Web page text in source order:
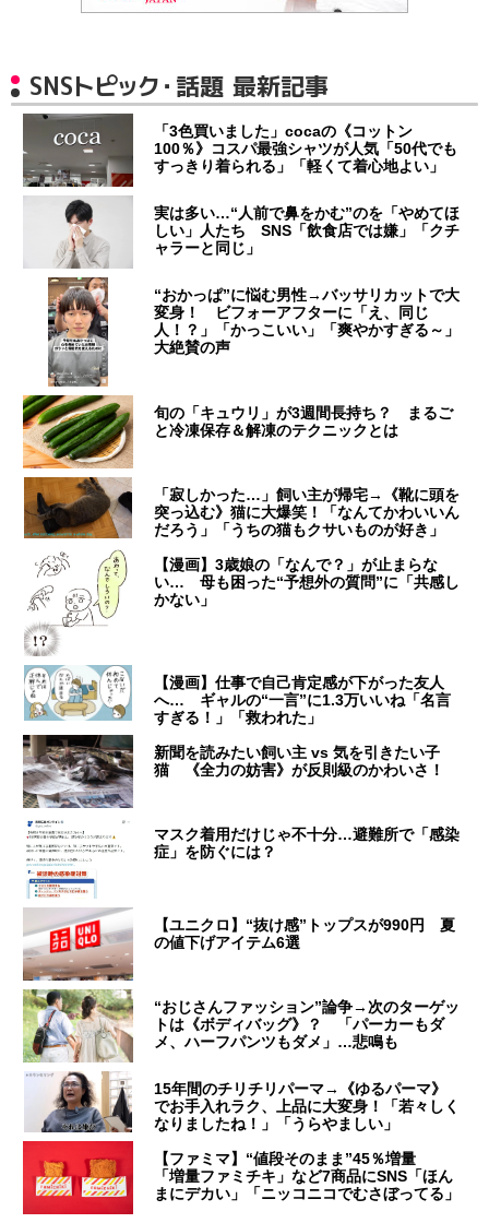
SNSトピック・話題 最新記事
「3色買いました」cocaの《コットン
100％》コスパ最強シャツが人気「50代でも
すっきり着られる」「軽くて着心地よい」
実は多い…“人前で鼻をかむ”のを「やめてほ
しい」人たち SNS「飲食店では嫌」「クチ
ャラーと同じ」
“おかっぱ”に悩む男性→バッサリカットで大
変身！ ビフォーアフターに「え、同じ
人！？」「かっこいい」「爽やかすぎる～」
大絶賛の声
旬の「キュウリ」が3週間長持ち？ まるご
と冷凍保存＆解凍のテクニックとは
「寂しかった…」飼い主が帰宅→《靴に頭を
突っ込む》猫に大爆笑！「なんてかわいいん
だろう」「うちの猫もクサいものが好き」
【漫画】3歳娘の「なんで？」が止まらな
い… 母も困った“予想外の質問”に「共感し
かない」
【漫画】仕事で自己肯定感が下がった友人
へ… ギャルの“一言”に1.3万いいね「名言
すぎる！」「救われた」
新聞を読みたい飼い主 vs 気を引きたい子
猫 《全力の妨害》が反則級のかわいさ！
マスク着用だけじゃ不十分…避難所で「感染
症」を防ぐには？
【ユニクロ】“抜け感”トップスが990円 夏
の値下げアイテム6選
“おじさんファッション”論争→次のターゲッ
トは《ボディバッグ》？ 「パーカーもダ
メ、ハーフパンツもダメ」…悲鳴も
15年間のチリチリパーマ→《ゆるパーマ》
でお手入れラク、上品に大変身！「若々しく
なりましたね！」「うらやましい」
【ファミマ】“値段そのまま”45％増量
「増量ファミチキ」など7商品にSNS「ほん
まにデカい」「ニッコニコでむさぼってる」